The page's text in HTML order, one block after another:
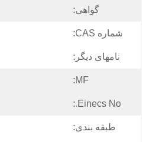
گواهی:
شماره CAS:
نامهای دیگر:
MF:
Einecs No.:
طبقه بندی: